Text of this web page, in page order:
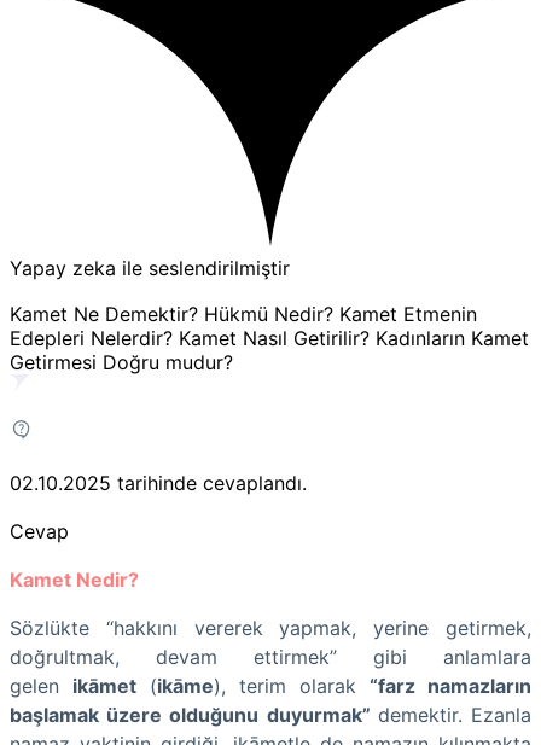
Yapay zeka ile seslendirilmiştir
Kamet Ne Demektir? Hükmü Nedir? Kamet Etmenin
Edepleri Nelerdir? Kamet Nasıl Getirilir? Kadınların Kamet
Getirmesi Doğru mudur?
02.10.2025 tarihinde cevaplandı.
Cevap
Kamet Nedir?
Sözlükte “hakkını vererek yapmak, yerine getirmek,
doğrultmak, devam ettirmek” gibi anlamlara
gelen ikāmet (ikāme), terim olarak “farz namazların
başlamak üzere olduğunu duyurmak” demektir. Ezanla